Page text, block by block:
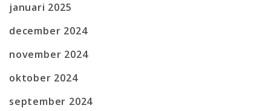
januari 2025
december 2024
november 2024
oktober 2024
september 2024